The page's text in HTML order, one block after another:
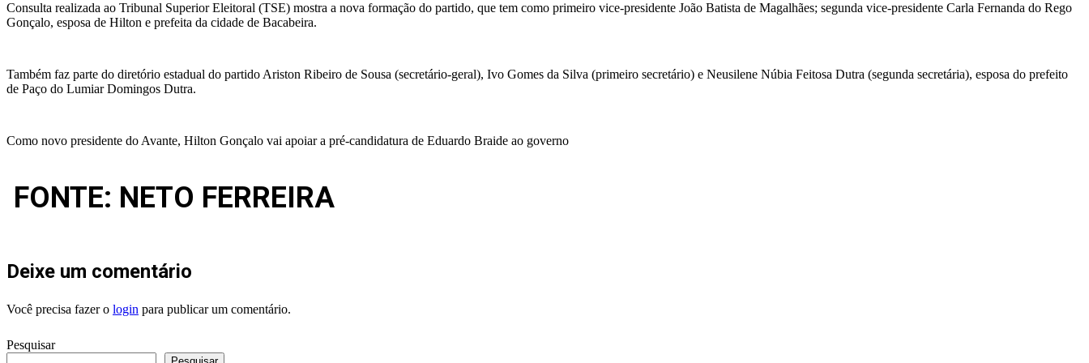
Consulta realizada ao Tribunal Superior Eleitoral (TSE) mostra a nova formação do partido, que tem como primeiro vice-presidente João Batista de Magalhães; segunda vice-presidente Carla Fernanda do Rego
Gonçalo, esposa de Hilton e prefeita da cidade de Bacabeira.
Também faz parte do diretório estadual do partido Ariston Ribeiro de Sousa (secretário-geral), Ivo Gomes da Silva (primeiro secretário) e Neusilene Núbia Feitosa Dutra (segunda secretária), esposa do prefeito
de Paço do Lumiar Domingos Dutra.
Como novo presidente do Avante, Hilton Gonçalo vai apoiar a pré-candidatura de Eduardo Braide ao governo
FONTE: NETO FERREIRA
Deixe um comentário
Você precisa fazer o login para publicar um comentário.
Pesquisar